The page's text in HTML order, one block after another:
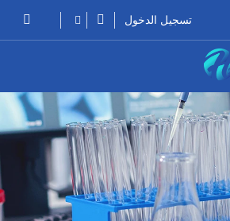
تسجيل الدخول